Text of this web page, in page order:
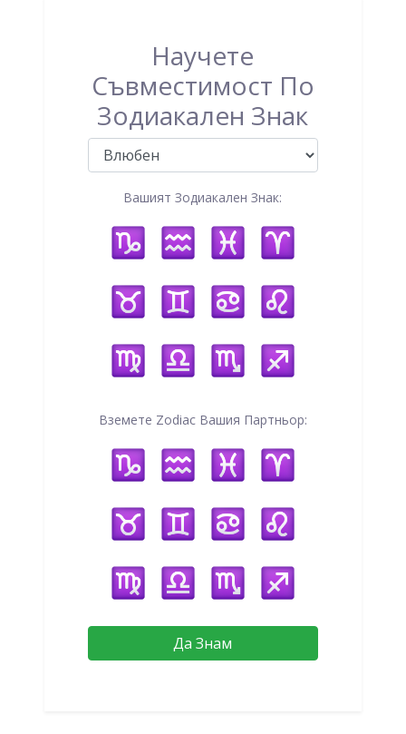
Научете
Съвместимост По
Зодиакален Знак
Вашият Зодиакален Знак:
Вземете Zodiac Вашия Партньор:
Да Знам